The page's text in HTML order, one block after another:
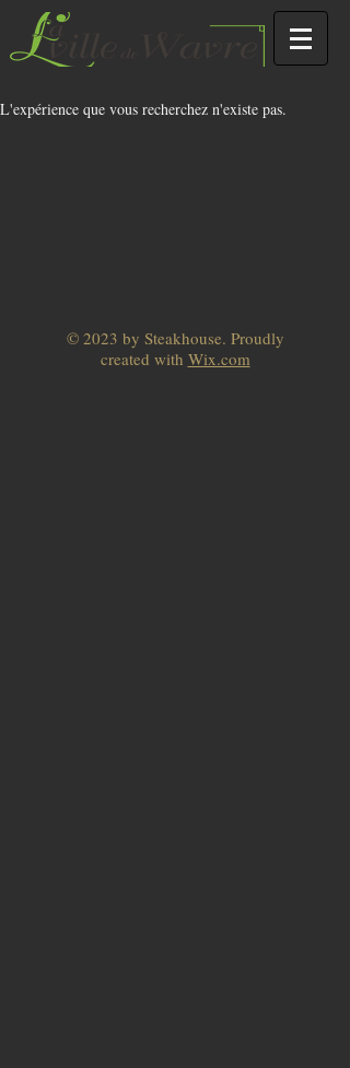
L'expérience que vous recherchez n'existe pas.
© 2023 by Steakhouse. Proudly
created with Wix.com